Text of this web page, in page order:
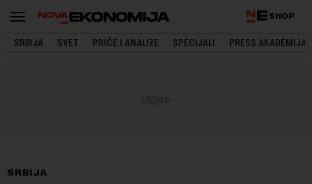
SHOP
SRBIJA SVET PRIČE I ANALIZE SPECIJALI PRESS AKADEMIJA
SRBIJA